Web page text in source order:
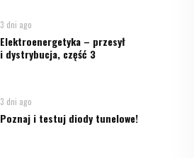
3 dni ago
Elektroenergetyka – przesył
i dystrybucja, część 3
3 dni ago
Poznaj i testuj diody tunelowe!